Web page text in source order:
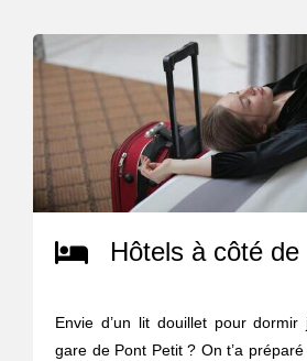
Hôtels à côté de
Envie d’un lit douillet pour
gare de Pont Petit ? On t’a